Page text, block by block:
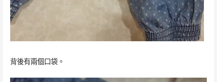
背後有兩個口袋。